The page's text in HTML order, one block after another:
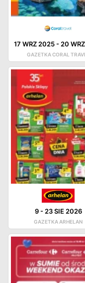
17 WRZ 2025- 20
GAZETKA CORAL
9-23 SIE 2026
GAZETKA ARHELAN